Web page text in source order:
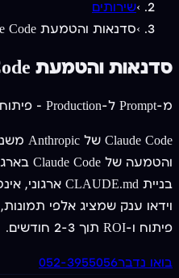
›שירותים
›סדנאות והטמעת Claude Code
סדנאות והטמעת Claude Code
מ-Prompt ל-Production — פיתוח עם AI בימים במקום חודשים
פיתוח ו-ROI תוך 2-3 חודשים.
בואו נדבר052-3955056